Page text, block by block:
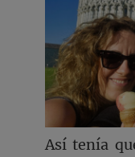
Así tenía